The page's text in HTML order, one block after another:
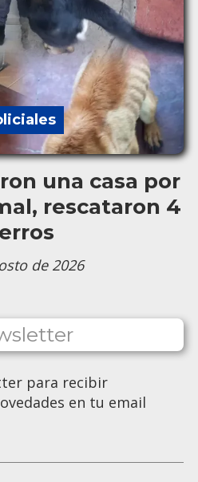
una casa por
rescataron 4
de 2026
para recibir
en tu email